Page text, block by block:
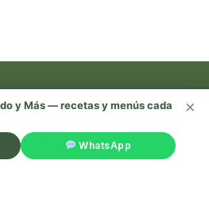
y mucho más —
en redes!
×
y Más — recetas y menús cada
WhatsApp